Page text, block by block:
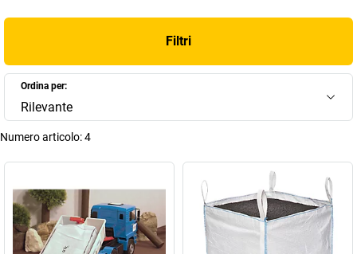
Filtri
Ordina per:
Rilevante
Numero articolo:4